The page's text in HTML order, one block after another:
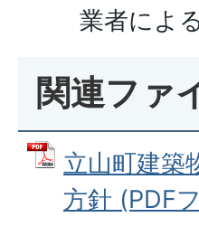
業者によ
関連ファ
立山町建築
方針 (PDF